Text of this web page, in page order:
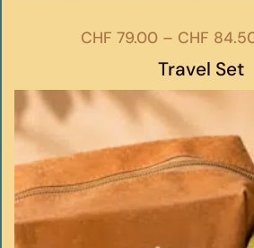
CHF 79.00 – CHF
Travel Set